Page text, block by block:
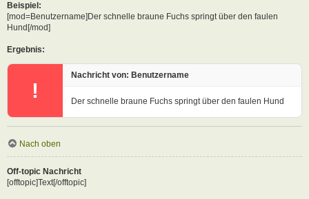
Beispiel:
[mod=Benutzername]Der schnelle braune Fuchs springt über den faulen
Hund[/mod]
Ergebnis:
!
Nachricht von: Benutzername
Der schnelle braune Fuchs springt über den faulen Hund
Nach oben
Off-topic Nachricht
[offtopic]Text[/offtopic]